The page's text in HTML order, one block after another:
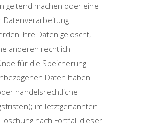
geltend machen oder eine
Datenverarbeitung
Ihre Daten gelöscht,
anderen rechtlich
für die Speicherung
Daten haben
handelsrechtliche
im letztgenannten
nach Fortfall dieser